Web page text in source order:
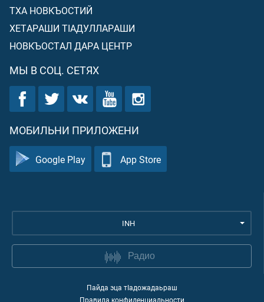
ТХА НОВКЪОСТИЙ
ХЕТАРАШИ ТIАДУЛЛАРАШИ
НОВКЪОСТАЛ ДАРА ЦЕНТР
МЫ В СОЦ. СЕТЯХ
МОБИЛЬНИ ПРИЛОЖЕНИ
Google Play App Store
INH
Радио
Пайда эца тIадожадаьраш
Правила конфиденциальности